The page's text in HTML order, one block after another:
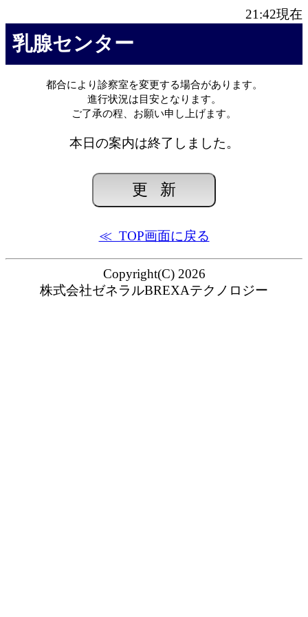
21:42現在
乳腺センター
都合により診察室を変更する場合があります。
進行状況は目安となります。
ご了承の程、お願い申し上げます。
本日の案内は終了しました。
≪ TOP画面に戻る
Copyright(C) 2026
株式会社ゼネラルBREXAテクノロジー